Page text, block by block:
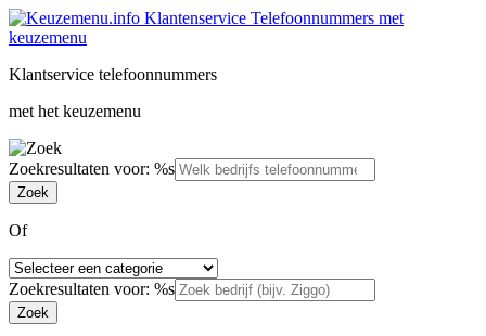
Klantservice telefoonnummers
met het keuzemenu
Zoekresultaten voor: %s
Of
Zoekresultaten voor: %s